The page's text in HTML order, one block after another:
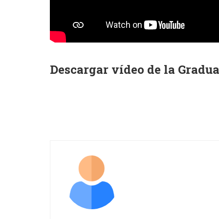
Descargar vídeo de la